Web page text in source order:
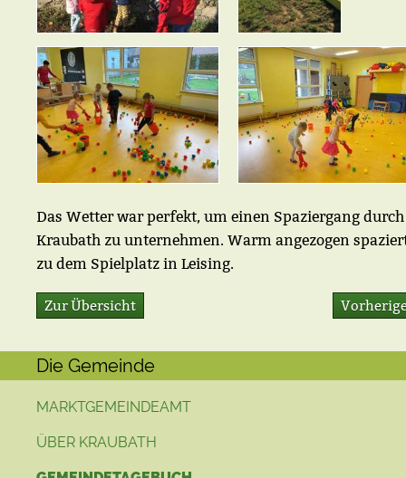
Das Wetter war perfekt, um einen Spaziergang durch
Kraubath zu unternehmen. Warm angezogen
zu dem Spielplatz in Leising.
Zur Übersicht
Die Gemeinde
MARKTGEMEINDEAMT
ÜBER KRAUBATH